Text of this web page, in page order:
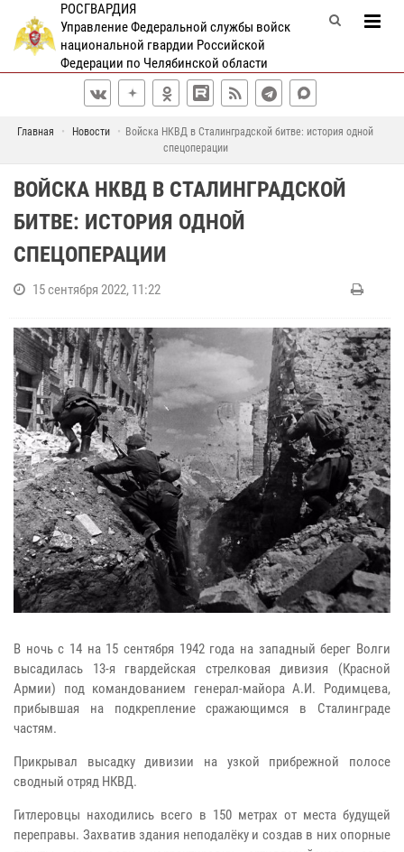
РОСГВАРДИЯ
Управление Федеральной службы войск
национальной гвардии Российской
Федерации по Челябинской области
Главная Новости
Войска НКВД в Сталинградской битве: история одной
спецоперации
ВОЙСКА НКВД В СТАЛИНГРАДСКОЙ
БИТВЕ: ИСТОРИЯ ОДНОЙ
СПЕЦОПЕРАЦИИ
15 сентября 2022, 11:22
В ночь с 14 на 15 сентября 1942 года на западный берег Волги
высадилась 13-я гвардейская стрелковая дивизия (Красной
Армии) под командованием генерал-майора А.И. Родимцева,
прибывшая на подкрепление сражающимся в Сталинграде
частям.
Прикрывал высадку дивизии на узкой прибрежной полосе
сводный отряд НКВД.
Гитлеровцы находились всего в 150 метрах от места будущей
переправы. Захватив здания неподалёку и создав в них опорные